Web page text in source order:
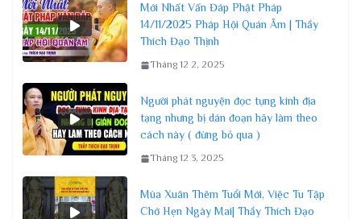
Mới Nhất Vấn Đáp Phật Pháp
14/11/2025 Pháp Hội Quán Âm | Thầy
Thích Đạo Thịnh
Tháng 12 2, 2025
Người phát nguyện đọc tụng kinh địa
tạng nhưng bị dán đoạn hãy làm theo
cách này ( đừng bỏ qua )
Tháng 12 3, 2025
Mùa Xuân Thêm Tuổi Mới, Việc Tu Tập
Chớ Hẹn Ngày Mai| Thầy Thích Đạo